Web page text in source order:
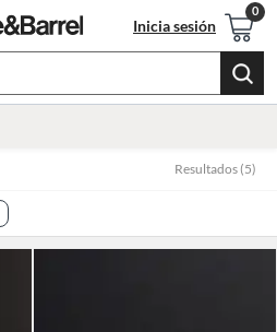
Inicia sesión
Bar
Resultados (5)